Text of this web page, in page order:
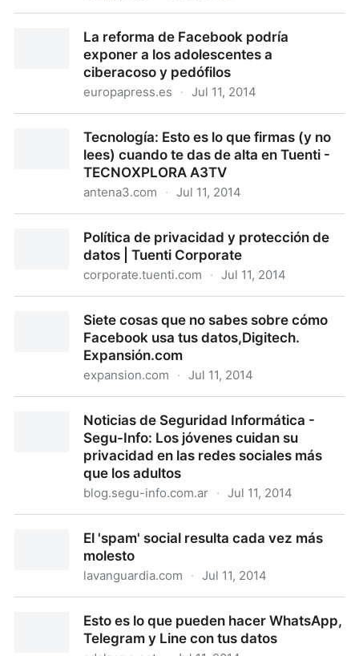
La reforma de Facebook podría
exponer a los adolescentes a
ciberacoso y pedófilos
europapress.es · Jul 11, 2014
adolescentes a ciberacoso y pedófilos
Tecnología: Esto es lo que firmas (y no
lees) cuando te das de alta en Tuenti -
TECNOXPLORA A3TV
antena3.com · Jul 11, 2014
te das de alta en Tuenti - TECNOXPLORA A3TV
Política de privacidad y protección de
datos | Tuenti Corporate
corporate.tuenti.com · Jul 11, 2014
Siete cosas que no sabes sobre cómo
Facebook usa tus datos,Digitech.
Expansión.com
expansion.com · Jul 11, 2014
tus datos,Digitech. Expansión.com
Noticias de Seguridad Informática -
Segu-Info: Los jóvenes cuidan su
privacidad en las redes sociales más
que los adultos
blog.segu-info.com.ar · Jul 11, 2014
jóvenes cuidan su privacidad en las redes sociales
más que los adultos
El 'spam' social resulta cada vez más
molesto
lavanguardia.com · Jul 11, 2014
Esto es lo que pueden hacer WhatsApp,
Telegram y Line con tus datos